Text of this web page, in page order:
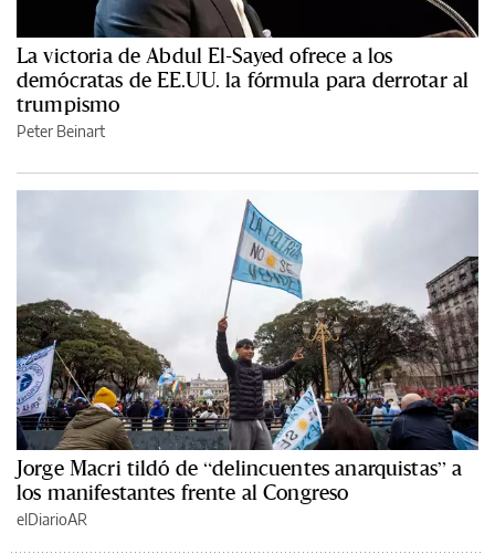
La victoria de Abdul El-Sayed ofrece a los
demócratas de EE.UU. la fórmula para derrotar al
trumpismo
Peter Beinart
Jorge Macri tildó de “delincuentes anarquistas” a
los manifestantes frente al Congreso
elDiarioAR